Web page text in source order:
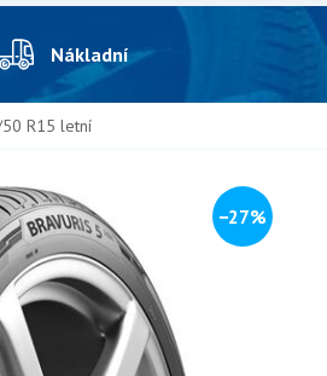
Nákladní
50 R15 letní
−27%